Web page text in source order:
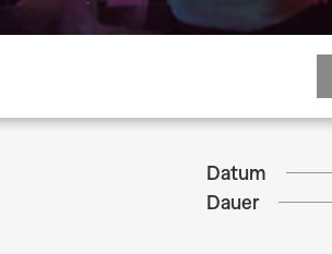
Datum
Dauer